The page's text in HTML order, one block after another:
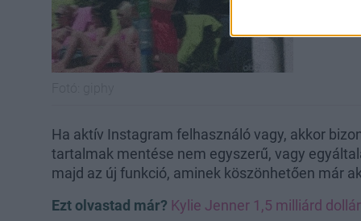
Ha aktív Instagram felhasználó vagy, akkor
tartalmak mentése nem egyszerű, vagy
majd az új funkció, aminek köszönhetően már
Ezt olvastad már? Kylie Jenner 1,5 milliárd